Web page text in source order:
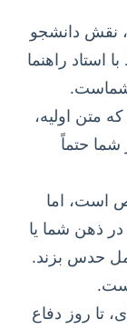
نقش دانشجو
استاد راهنما
شماست.
متن اولیه،
شما حتماً
است، اما
در ذهن شما یا
حدس بزند.
تا روز دفاع